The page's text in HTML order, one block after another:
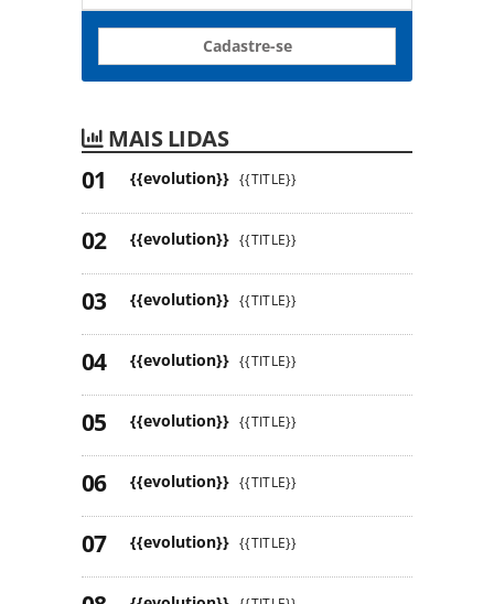
Cadastre-se
MAIS LIDAS
{{evolution}} {{TITLE}}
{{evolution}} {{TITLE}}
{{evolution}} {{TITLE}}
{{evolution}} {{TITLE}}
{{evolution}} {{TITLE}}
{{evolution}} {{TITLE}}
{{evolution}} {{TITLE}}